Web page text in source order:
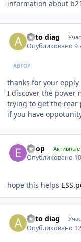
information about
auto diag
Опубликовано9
АВТОР
thanks for your epply
I discover the power
trying to get the rear
if you have
efiop Активные
Опубликовано
hope this helps
auto diag
Опубликовано